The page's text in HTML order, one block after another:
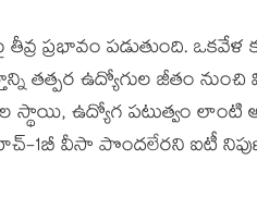
ప్రభావం పడుతుంది.
తత్పర ఉద్యోగుల జీతం
ఉద్యోగ పటుత్వం లాంటి
1బీ వీసా పొందలేరని ఐటీ